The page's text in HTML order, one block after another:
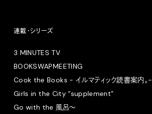
連載・シリーズ
3 MINUTES TV
BOOKSWAPMEETING
Cook the Books - イルマティック読書案内。-
Girls in the City “supplement”
Go with the 風呂〜